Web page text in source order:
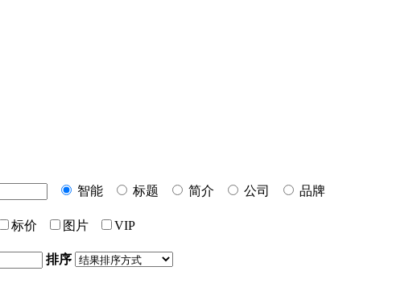
智能
标题 简介 公司
品牌
标价 图片
VIP
排序